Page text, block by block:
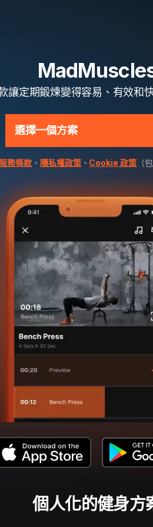
讓定期鍛煉變得容易、有效和
選擇一個方案
服務條款 、 隱私權政策、 Cookie 政策（
個人化的健身方